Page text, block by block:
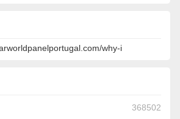
why-i
368502